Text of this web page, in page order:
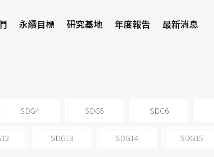
永續目標 研究基地 年度報告 最新消息
SDG4 SDG5 SDG6
SDG13 SDG14 SDG15